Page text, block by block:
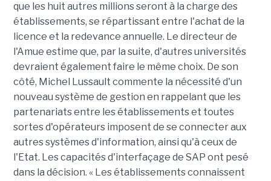
que les huit autres millions seront à la charge des
établissements, se répartissant entre l'achat de la
licence et la redevance annuelle. Le directeur de
l'Amue estime que, par la suite, d'autres universités
devraient également faire le même choix. De son
côté, Michel Lussault commente la nécessité d'un
nouveau système de gestion en rappelant que les
partenariats entre les établissements et toutes
sortes d'opérateurs imposent de se connecter aux
autres systèmes d'information, ainsi qu'à ceux de
l'Etat. Les capacités d'interfaçage de SAP ont pesé
dans la décision. « Les établissements connaissent